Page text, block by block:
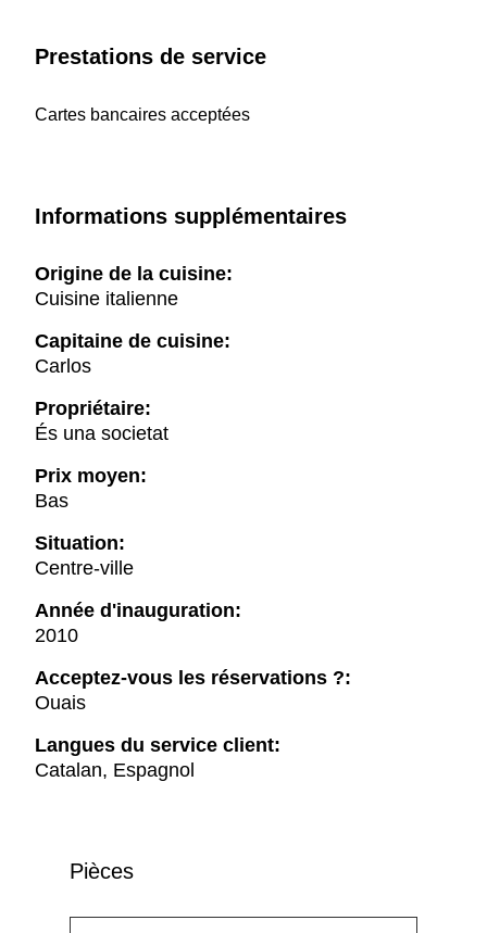
Prestations de service
Cartes bancaires acceptées
Informations supplémentaires
Origine de la cuisine:
Cuisine italienne
Capitaine de cuisine:
Carlos
Propriétaire:
És una societat
Prix moyen:
Bas
Situation:
Centre-ville
Année d'inauguration:
2010
Acceptez-vous les réservations ?:
Ouais
Langues du service client:
Catalan, Espagnol
Pièces